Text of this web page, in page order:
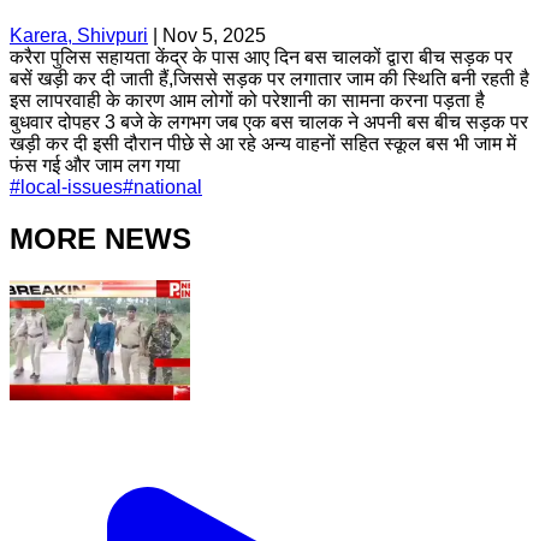
Karera, Shivpuri
Nov 5, 2025
करैरा पुलिस सहायता केंद्र के पास आए दिन बस चालकों द्वारा बीच सड़क पर
बसें खड़ी कर दी जाती हैं,जिससे सड़क पर लगातार जाम की स्थिति बनी रहती है
इस लापरवाही के कारण आम लोगों को परेशानी का सामना करना पड़ता है
बुधवार दोपहर 3 बजे के लगभग जब एक बस चालक ने अपनी बस बीच सड़क पर
खड़ी कर दी इसी दौरान पीछे से आ रहे अन्य वाहनों सहित स्कूल बस भी जाम में
फंस गई और जाम लग गया
# local-issues#national
MORE NEWS